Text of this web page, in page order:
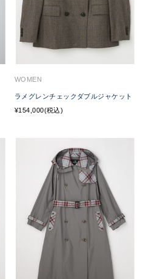
WOMEN
ラメグレンチェックダブルジャケット
¥154,000(税込)